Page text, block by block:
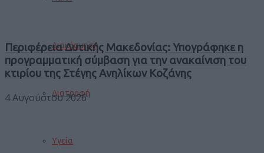
Διακόσμηση
Διατροφή
Υγεία
Περιφέρεια Δυτικής Μακεδονίας: Υπογράφηκε η
προγραμματική σύμβαση για την ανακαίνιση του
κτιρίου της Στέγης Ανηλίκων Κοζάνης
4 Αυγούστου 2026